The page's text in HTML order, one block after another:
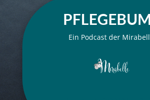
Ein Podcast der